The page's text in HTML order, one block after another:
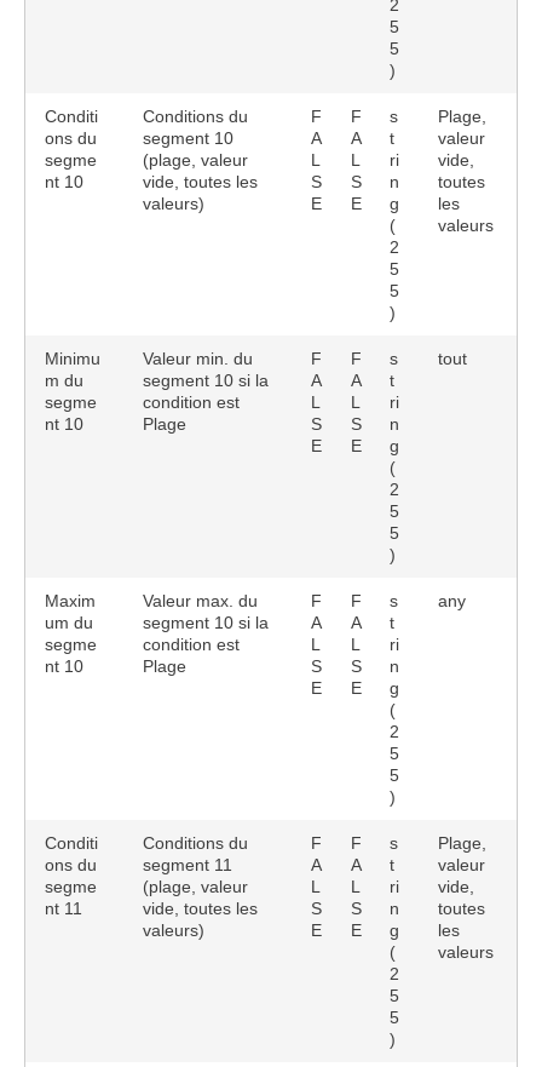
2
5
5
)
Conditi
ons du
segme
nt 10
Conditions du
segment 10
(plage, valeur
vide, toutes les
valeurs)
F
A
L
S
E
F
A
L
S
E
s
t
ri
n
g
(
2
5
5
)
Plage,
valeur
vide,
toutes
les
valeurs
Minimu
m du
segme
nt 10
Valeur min. du
segment 10 si la
condition est
Plage
F
A
L
S
E
F
A
L
S
E
s
t
ri
n
g
(
2
5
5
)
tout
Maxim
um du
segme
nt 10
Valeur max. du
segment 10 si la
condition est
Plage
F
A
L
S
E
F
A
L
S
E
s
t
ri
n
g
(
2
5
5
)
any
Conditi
ons du
segme
nt 11
Conditions du
segment 11
(plage, valeur
vide, toutes les
valeurs)
F
A
L
S
E
F
A
L
S
E
s
t
ri
n
g
(
2
5
5
)
Plage,
valeur
vide,
toutes
les
valeurs